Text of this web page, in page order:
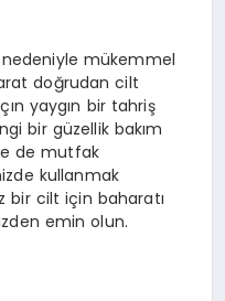
nedeniyle mükemmel
doğrudan cilt
yaygın bir tahriş
bir güzellik bakım
de mutfak
kullanmak
bir cilt için baharatı
emin olun.